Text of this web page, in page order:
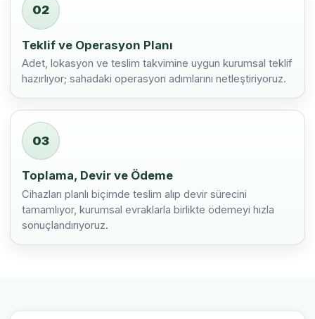
02
Teklif ve Operasyon Planı
Adet, lokasyon ve teslim takvimine uygun kurumsal teklif
hazırlıyor; sahadaki operasyon adımlarını netleştiriyoruz.
03
Toplama, Devir ve Ödeme
Cihazları planlı biçimde teslim alıp devir sürecini
tamamlıyor, kurumsal evraklarla birlikte ödemeyi hızla
sonuçlandırıyoruz.